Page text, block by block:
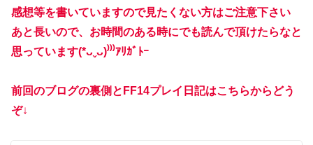
感想等を書いていますので見たくない方はご注意下さい
あと長いので、お時間のある時にでも読んで頂けたらなと
思っています(*ᴗˬᴗ)⁾⁾⁾ｱﾘｶﾞﾄｰ
前回のブログの裏側とFF14プレイ日記はこちらからどう
ぞ↓